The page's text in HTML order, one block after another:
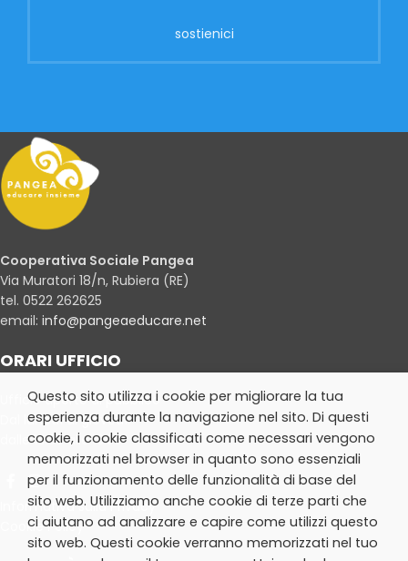
sostienici
Cooperativa Sociale Pangea
Via Muratori 18/n, Rubiera (RE)
tel. 0522 262625
email: info@pangeaeducare.net
ORARI UFFICIO
Ufficio aperto al pubblico
Dal lunedì al giovedì:
dalle 10.30 alle 13.30
Informativa sulla Privacy
Cookie Policy
Questo sito utilizza i cookie per migliorare la tua
esperienza durante la navigazione nel sito. Di questi
cookie, i cookie classificati come necessari vengono
memorizzati nel browser in quanto sono essenziali
per il funzionamento delle funzionalità di base del
sito web. Utilizziamo anche cookie di terze parti che
ci aiutano ad analizzare e capire come utilizzi questo
sito web. Questi cookie verranno memorizzati nel tuo